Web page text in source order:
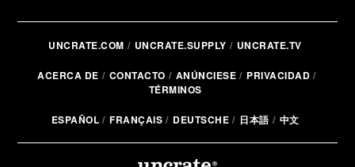
UNCRATE.COM UNCRATE.SUPPLY UNCRATE.TV
ACERCA DE CONTACTO ANÚNCIESE
PRIVACIDAD
TÉRMINOS
ESPAÑOL FRANÇAIS DEUTSCHE 日本語 中文